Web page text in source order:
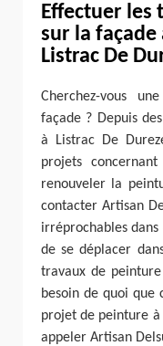
Effectuer
sur la façade
Listrac De
Cherchez-vous
façade ? Depuis
à Listrac De
projets
renouveler la
contacter Artisan
irréprochables
de se déplacer
travaux de
besoin de quoi
projet de peinture à
appeler Artisan